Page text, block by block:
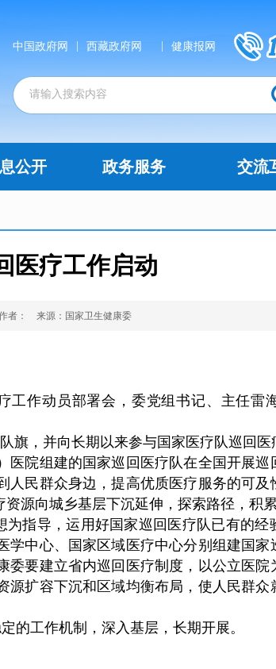
中国政府网 西藏政府网 健康报网
公开 政务服务 交流
医疗工作启动
者： 来源：国家卫生健康委
工作动员部署会，委党组书记、主任雷
旗，并向长期以来参与国家医疗队巡回
院组建的国家巡回医疗队在全国开展巡
民群众身边，提高优质医疗服务的可及
源向城乡基层下沉延伸，探索路径，积累
指导，运用好国家巡回医疗队已有的经
中心、国家区域医疗中心分别组建国家
要建立省内巡回医疗制度，以公立医院
扩容下沉和区域均衡布局，使人民群众
的工作机制，深入基层，长期开展。